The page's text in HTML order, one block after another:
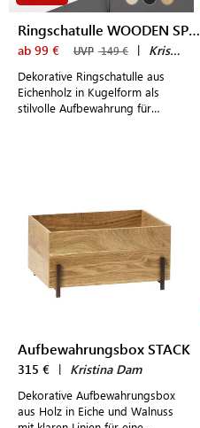
Ringschatulle WOODEN SPHERE
ab 99 € UVP 149 € | Kristina Dam
Dekorative Ringschatulle aus
Eichenholz in Kugelform als
stilvolle Aufbewahrung für
Aufbewahrungsbox STACK
315 € | Kristina Dam
Dekorative Aufbewahrungsbox
aus Holz in Eiche und Walnuss